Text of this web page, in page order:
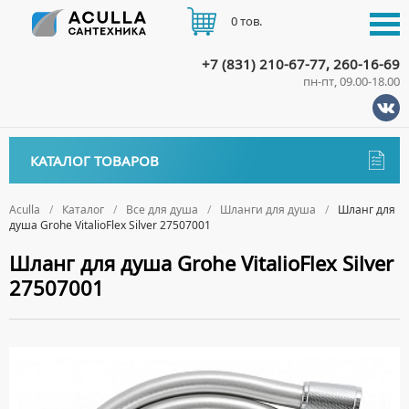
Aculla Каталог Все для душа Шланги для душа
Шланг для
душа Grohe VitalioFlex Silver 27507001
Шланг для душа Grohe VitalioFlex Silver
27507001
КАТАЛОГ ТОВАРОВ
ДЕРЖАТЕЛИ
ДИСПЕНСЕРЫ
ДОЗАТОРЫ ДЛЯ МЫЛА
ПОЛОТЕНЦЕДЕРЖАТЕЛИ
Биде
НАПОЛЬНЫЕ БИДЕ
ПОДВЕСНЫЕ БИДЕ
КРЫШКИ ДЛЯ БИДЕ
Ванны
АКРИЛОВЫЕ ВАННЫ
СТАЛЬНЫЕ ВАННЫ
Ванны комплектующие
ПОДГОЛОВНИКИ
ВОДОНАГРЕВАТЕЛИ КОСВЕННОГО НАГРЕВА
+7 (831) 210-67-77, 260-16-69
пн-пт, 09.00-18.00
0 тов.
ДОСТАВКА
ОПЛАТА